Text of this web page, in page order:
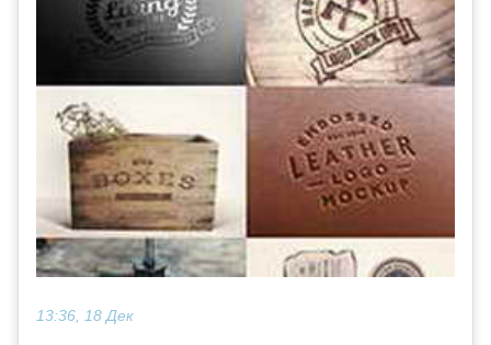
13:36, 18 Дек